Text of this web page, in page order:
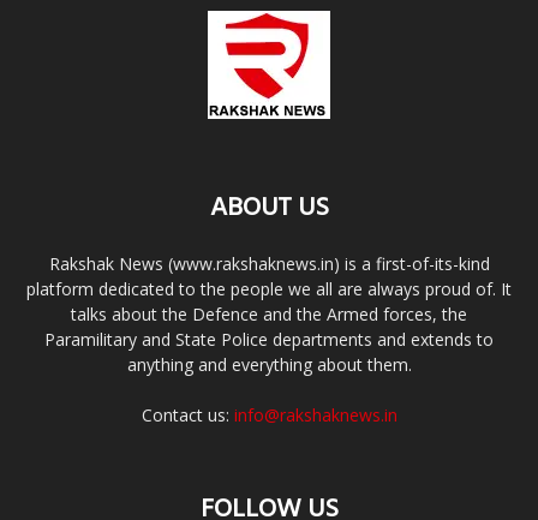
ABOUT US
Rakshak News (www.rakshaknews.in) is a first-of-its-kind
platform dedicated to the people we all are always proud of. It
talks about the Defence and the Armed forces, the
Paramilitary and State Police departments and extends to
anything and everything about them.
Contact us: info@rakshaknews.in
FOLLOW US